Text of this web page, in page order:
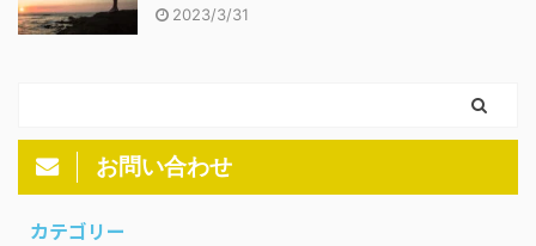
2023/3/31
お問い合わせ
カテゴリー